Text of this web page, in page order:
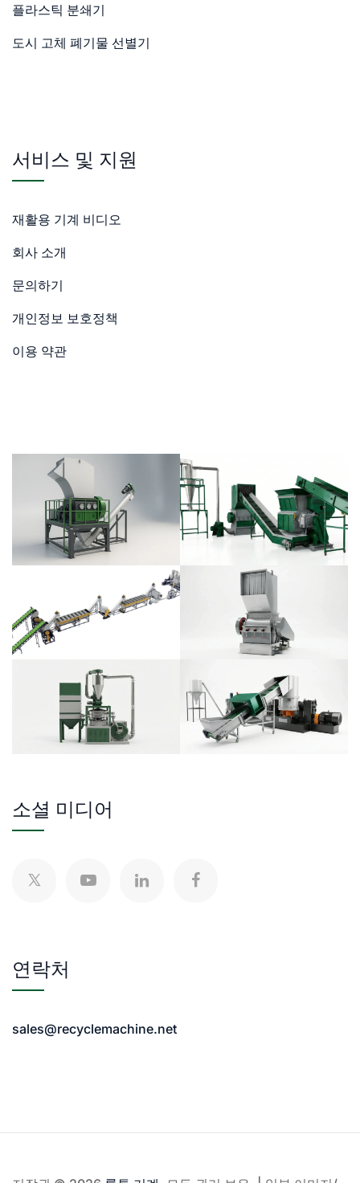
플라스틱 분쇄기
도시 고체 폐기물 선별기
서비스 및 지원
재활용 기계 비디오
회사 소개
문의하기
개인정보 보호정책
이용 약관
소셜 미디어
연락처
sales@recyclemachine.net